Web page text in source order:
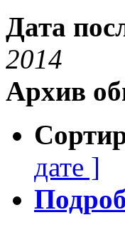
Дата
2014
Архив
дате ]